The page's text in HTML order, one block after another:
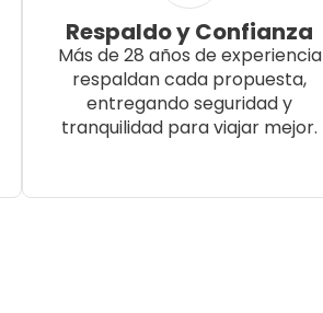
Respaldo y Confianza
Más de 28 años de experiencia
respaldan cada propuesta,
entregando seguridad y
tranquilidad para viajar mejor.